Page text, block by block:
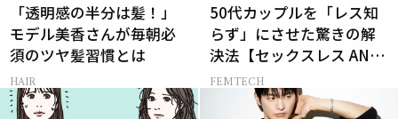
「透明感の半分は髪！」
モデル美香さんが毎朝必
須のツヤ髪習慣とは
HAIR
50代カップルを「レス知
らず」にさせた驚きの解
決法【セックスレス AND
THE CITY -女たちの告
FEMTECH